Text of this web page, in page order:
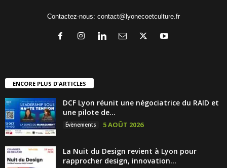
Contactez-nous: contact@lyonecoetculture.fr
ENCORE PLUS D'ARTICLES
DCF Lyon réunit une négociatrice du RAID et
une pilote de...
Évènements 5 AOÛT 2026
La Nuit du Design revient à Lyon pour
rapprocher design, innovation...